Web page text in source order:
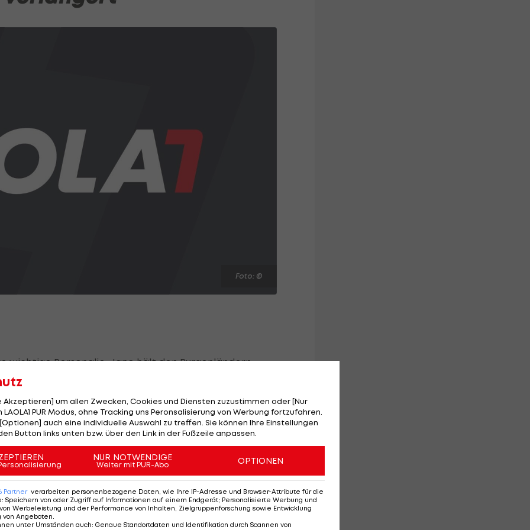
Foto: ©
wichtige Personalie. Jano hält den Burgenländern
seinen ursprünglich auslaufenden Vertrag um zwei
St. Pölten ins Pappelstadion gewechselt und seither 216
hat er 16 Tore und 13 Assists verbucht.
abgelaufenden Saison die Kapitänsschleife der
Akzeptieren] um allen Zwecken, Cookies und Diensten zuzustimmen oder [Nur
PUR Modus, ohne Tracking uns Peronsalisierung von Werbung fortzufahren.
auch eine individuelle Auswahl zu treffen. Sie können Ihre Einstellungen
Button links unten bzw. über den Link in der Fußzeile anpassen.
NUR NOTWENDIGE
Weiter mit PUR-Abo OPTIONEN
Partner verarbeiten personenbezogene Daten, wie Ihre IP-Adresse und Browser-Attribute für die
: Speichern von oder Zugriff auf Informationen auf einem Endgerät; Personalisierte Werbung und
Werbeleistung und der Performance von Inhalten, Zielgruppenforschung sowie Entwicklung
von Angeboten.
unter Umständen auch: Genaue Standortdaten und Identifikation durch Scannen von